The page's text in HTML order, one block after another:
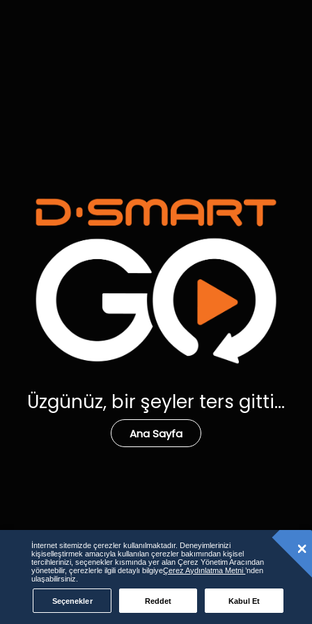
Üzgünüz, bir şeyler ters gitti...
Ana Sayfa
İnternet sitemizde çerezler kullanılmaktadır. Deneyimlerinizi
kişiselleştirmek amacıyla kullanılan çerezler bakımından kişisel
tercihlerinizi, seçenekler kısmında yer alan Çerez Yönetim Aracından
yönetebilir, çerezlerle ilgili detaylı bilgiyeÇerez Aydınlatma Metni’nden
ulaşabilirsiniz.
Seçenekler Reddet Kabul Et